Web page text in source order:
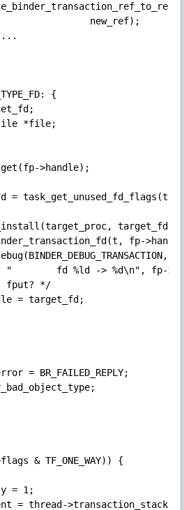
new_ref);
{
*file;
>handle);
=
target_fd,
fp-
"        fd %ld -> %d\n", fp-
fput? */
= target_fd;
= BR_FAILED_REPLY;
& TF_ONE_WAY)) {
= 1;
= thread->transaction_stack;